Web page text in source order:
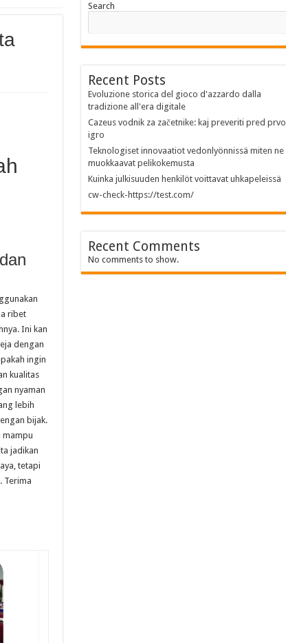
ribet
Ini kan
dengan
ingin
kualitas
nyaman
lebih
bijak.
mampu
jadikan
tetapi
Terima
Search
Recent Posts
Evoluzione storica del gioco d'azzardo dalla
tradizione all'era digitale
Cazeus vodnik za začetnike: kaj preveriti pred prvo
igro
Teknologiset innovaatiot vedonlyönnissä miten ne
muokkaavat pelikokemusta
Kuinka julkisuuden henkilöt voittavat uhkapeleissä
cw-check-https://test.com/
Recent Comments
No comments to show.